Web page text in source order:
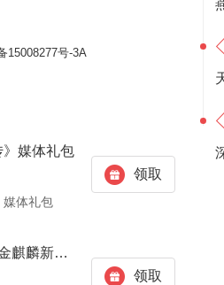
15008277号-3A
》媒体礼包
媒体礼包
领取
《风暴魔域2》金麒麟新手礼包
领取